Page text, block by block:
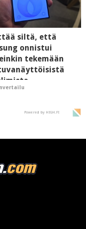
siltä, että
onnistui
tekemään
Powered by HIGH.FI